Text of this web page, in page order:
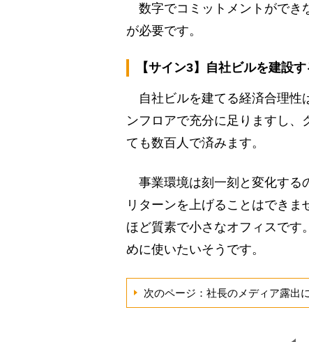
数字でコミットメントができ
が必要です。
【サイン3】自社ビルを建設す
自社ビルを建てる経済合理性
ンフロアで充分に足りますし、
ても数百人で済みます。
事業環境は刻一刻と変化する
リターンを上げることはでき
ほど質素で小さなオフィスです
めに使いたいそうです。
次のページ：社長のメディア露出